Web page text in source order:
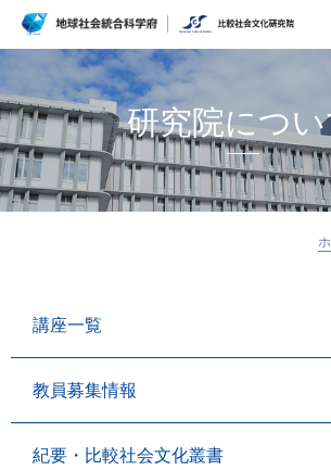
研究院につ
講座一覧
教員募集情報
紀要・比較社会文化叢書